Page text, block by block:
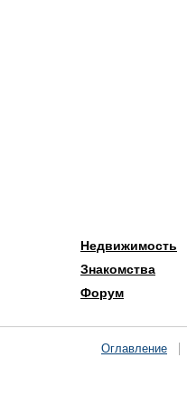
Недвижимость
Знакомства
Форум
Оглавление